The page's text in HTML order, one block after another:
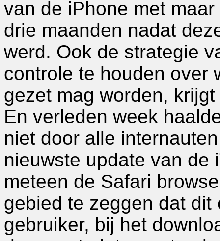
van de iPhone met
drie maanden nadat
werd. Ook de strategie
controle te houden over
gezet mag worden,
En verleden week
niet door alle
nieuwste update van de
meteen de Safari
gebied te zeggen dat
gebruiker, bij het